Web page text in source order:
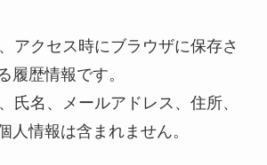
アクセス時にブラウザに保存さ
履歴情報です。
氏名、メールアドレス、住所、
人情報は含まれません。